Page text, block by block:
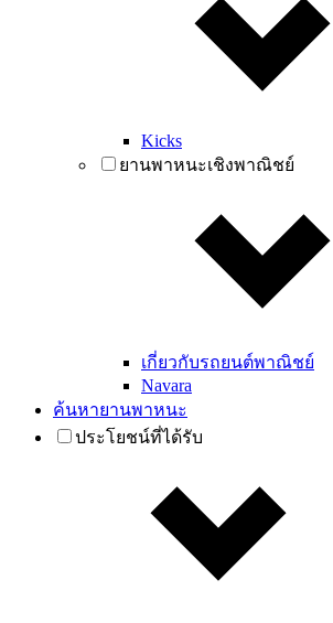
Kicks
ยานพาหนะเชิงพาณิชย์
เกี่ยวกับรถยนต์พาณิชย์
Navara
ค้นหายานพาหนะ
ประโยชน์ที่ได้รับ